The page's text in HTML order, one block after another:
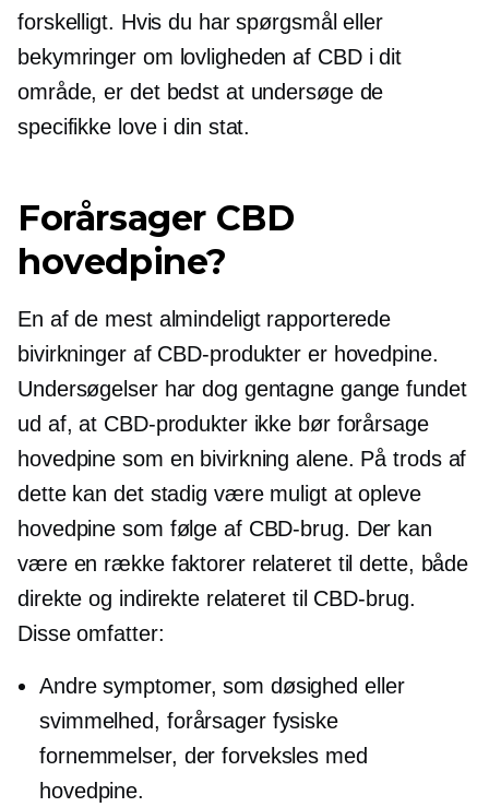
forskelligt. Hvis du har spørgsmål eller
bekymringer om lovligheden af ​​CBD i dit
område, er det bedst at undersøge de
specifikke love i din stat.
Forårsager CBD
hovedpine?
En af de mest almindeligt rapporterede
bivirkninger af CBD-produkter er hovedpine.
Undersøgelser har dog gentagne gange fundet
ud af, at CBD-produkter ikke bør forårsage
hovedpine som en bivirkning alene. På trods af
dette kan det stadig være muligt at opleve
hovedpine som følge af CBD-brug. Der kan
være en række faktorer relateret til dette, både
direkte og indirekte relateret til CBD-brug.
Disse omfatter:
Andre symptomer, som døsighed eller
svimmelhed, forårsager fysiske
fornemmelser, der forveksles med
hovedpine.